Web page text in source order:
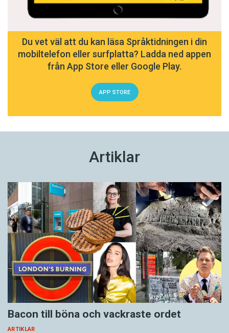
Du vet väl att du kan läsa Språktidningen i din
mobiltelefon eller surfplatta? Ladda ned appen
från App Store eller Google Play.
APP STORE
Artiklar
Bacon till böna och vackraste ordet
ARTIKLAR